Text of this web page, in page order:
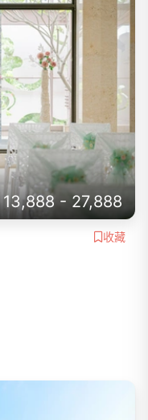
13,888 - 27,888
收藏